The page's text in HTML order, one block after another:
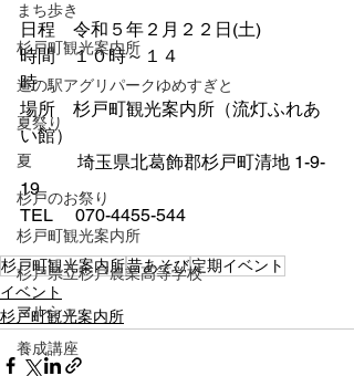
まち歩き
杉戸町観光案内所
道の駅アグリパークゆめすぎと
夏祭り
夏
杉戸のお祭り
杉戸町観光案内所
杉戸県立杉戸農業高等学校
マルシェ
養成講座
日程　令和５年２月２２日(土)
時間　１０時～１４
時
場所　杉戸町観光案内所（流灯ふれあ
い館）
埼玉県北葛飾郡杉戸町清地 1-9-
19
TEL　 070-4455-544
杉戸町観光案内所昔あそび定期イベント
イベント
杉戸町観光案内所